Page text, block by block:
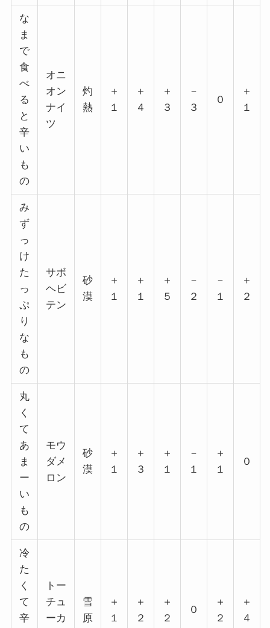
な
ま
で
食
べ
る
と
辛
い
も
の
オニ
オン
ナイ
ツ
灼
熱
＋
１
＋
４
＋
３
－
３
０
＋
１
み
ず
っ
け
た
っ
ぷ
り
な
も
の
サボ
ヘビ
テン
砂
漠
＋
１
＋
１
＋
５
－
２
－
１
＋
２
丸
く
て
あ
ま
ー
い
も
の
モウ
ダメ
ロン
砂
漠
＋
１
＋
３
＋
１
－
１
＋
１
０
冷
た
く
て
辛
トー
チュ
ーカ
雪
原
＋
１
＋
２
＋
２
０
＋
２
＋
４